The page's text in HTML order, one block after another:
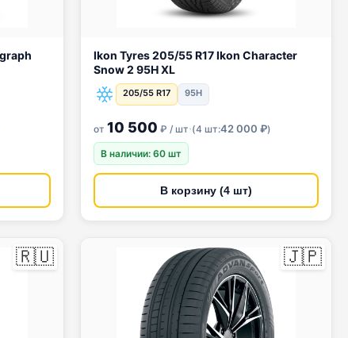
Ikon Tyres 205/55 R17 Ikon Character
Snow 2 95H XL
205/55 R17 95H
от 10 500 ₽ / шт·(4 шт:42 000 ₽)
В наличии: 60 шт
В корзину (4 шт)
🇷🇺 🇯🇵